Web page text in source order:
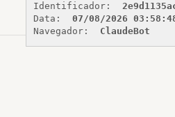
Identificador:
Data:
07/08/2026
Navegador:
ClaudeBot